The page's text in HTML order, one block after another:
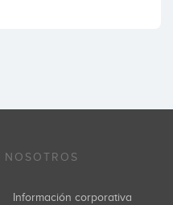
NOSOTROS
Información corporativa